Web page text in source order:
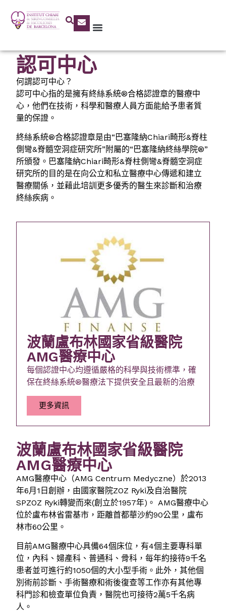
認可中心
何謂認可中心？
認可中心指的是擁有終絲系統®合格認證章的醫療中
心，他們在技術，科學和醫療人員方面能給予患者質
量的保證。
終絲系統®合格認證章是由“巴塞隆納Chiari畸形&脊柱
側彎&脊髓空洞症研究所”附屬的“巴塞隆納終絲學院®”
所頒發。巴塞隆納Chiari畸形&脊柱側彎&脊髓空洞症
研究所的目的是在向公立和私立醫療中心傳遞和建立
醫療關係，並藉此培訓更多優秀的醫生來診斷和治療
終絲疾病。
波蘭盧布林國家省級醫院
AMG醫療中心
每個認證中心均遵循嚴格的科學與技術標準，確
保在終絲系統®醫療法下提供安全且最新的治療
更多資訊
波蘭盧布林國家省級醫院
AMG醫療中心
AMG醫療中心（AMG Centrum Medyczne）於2013
年6月1日創辦，由國家醫院ZOZ Ryki及自治醫院
SPZOZ Ryki轉變而來(創立於1957年)。 AMG醫療中心
位於盧布林省雷基市，距離首都華沙約90公里，盧布
林市60公里。
目前AMG醫療中心具備64個床位，有4個主要專科單
位，內科、婦產科、普通科、骨科，每年約接待9千名
患者並可進行約1050個的大小型手術。此外，其他個
別術前診斷、手術醫療和術後復查等工作亦有其他專
科門診和檢查單位負責，醫院也可接待2萬5千名病
人。